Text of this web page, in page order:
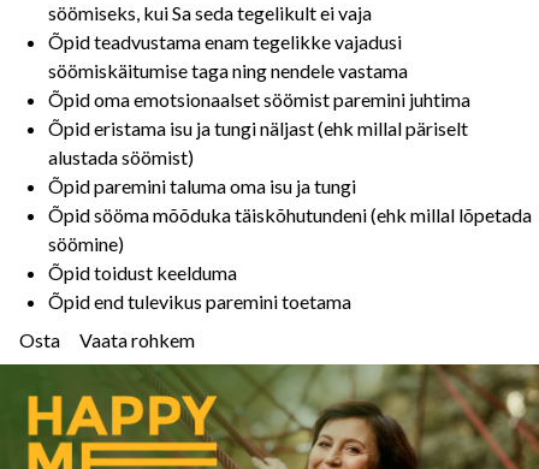
söömiseks, kui Sa seda tegelikult ei vaja
Õpid teadvustama enam tegelikke vajadusi
söömiskäitumise taga ning nendele vastama
Õpid oma emotsionaalset söömist paremini juhtima
Õpid eristama isu ja tungi näljast (ehk millal päriselt
alustada söömist)
Õpid paremini taluma oma isu ja tungi
Õpid sööma mõõduka täiskõhutundeni (ehk millal lõpetada
söömine)
Õpid toidust keelduma
Õpid end tulevikus paremini toetama
Osta
Vaata rohkem